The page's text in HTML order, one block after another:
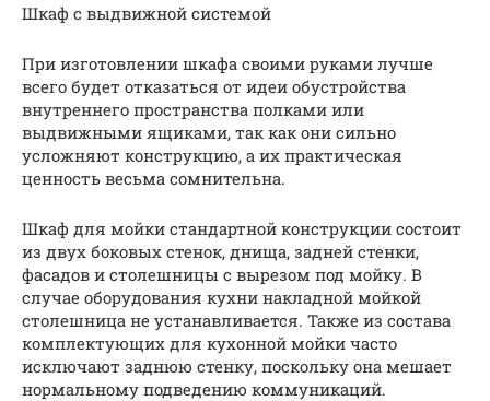
Шкаф с выдвижной системой
При изготовлении шкафа своими руками лучше
всего будет отказаться от идеи обустройства
внутреннего пространства полками или
выдвижными ящиками, так как они сильно
усложняют конструкцию, а их практическая
ценность весьма сомнительна.
Шкаф для мойки стандартной конструкции состоит
из двух боковых стенок, днища, задней стенки,
фасадов и столешницы с вырезом под мойку. В
случае оборудования кухни накладной мойкой
столешница не устанавливается. Также из состава
комплектующих для кухонной мойки часто
исключают заднюю стенку, поскольку она мешает
нормальному подведению коммуникаций.